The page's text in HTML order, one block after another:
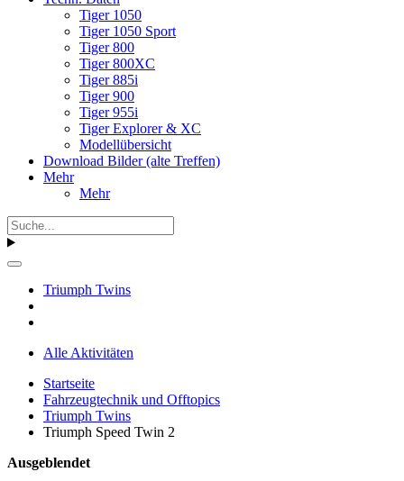
Tiger 1050
Tiger 1050 Sport
Tiger 800
Tiger 800XC
Tiger 885i
Tiger 900
Tiger 955i
Tiger Explorer & XC
Modellübersicht
Download Bilder (alte Treffen)
Mehr
Mehr
Triumph Twins
Alle Aktivitäten
Startseite
Fahrzeugtechnik und Offtopics
Triumph Twins
Triumph Speed Twin 2
Ausgeblendet